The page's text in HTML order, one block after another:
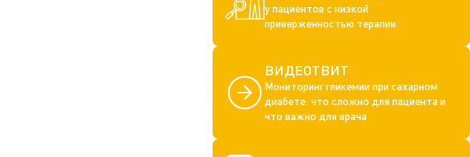
у пациентов с низкой
приверженностью терапии
ВИДЕОТВИТ
Мониторинг гликемии при сахарном
диабете: что сложно для пациента и
что важно для врача